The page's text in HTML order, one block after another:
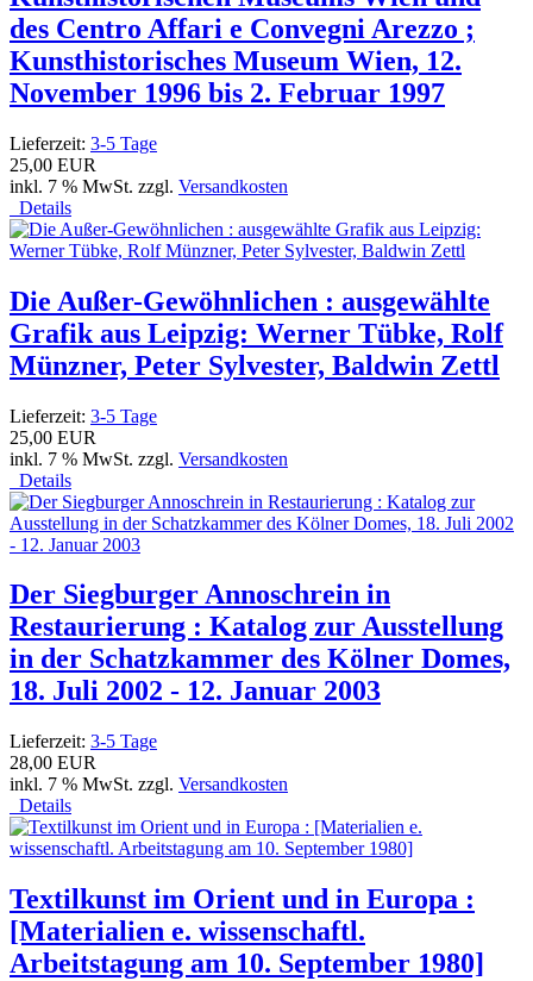
des Centro Affari e Convegni Arezzo ;
Kunsthistorisches Museum Wien, 12.
November 1996 bis 2. Februar 1997
Lieferzeit: 3-5 Tage
25,00 EUR
inkl. 7 % MwSt. zzgl. Versandkosten
Details
Die Außer-Gewöhnlichen : ausgewählte
Grafik aus Leipzig: Werner Tübke, Rolf
Münzner, Peter Sylvester, Baldwin Zettl
Lieferzeit: 3-5 Tage
25,00 EUR
inkl. 7 % MwSt. zzgl. Versandkosten
Details
Der Siegburger Annoschrein in
Restaurierung : Katalog zur Ausstellung
in der Schatzkammer des Kölner Domes,
18. Juli 2002 - 12. Januar 2003
Lieferzeit: 3-5 Tage
28,00 EUR
inkl. 7 % MwSt. zzgl. Versandkosten
Details
Textilkunst im Orient und in Europa :
[Materialien e. wissenschaftl.
Arbeitstagung am 10. September 1980]